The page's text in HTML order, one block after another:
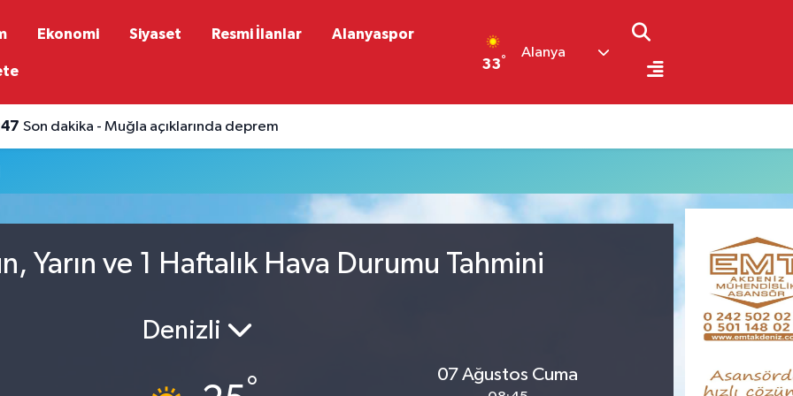
Ekonomi Siyaset Resmi İlanlar Alanyaspor
33°
Alanya
Son dakika - Muğla açıklarında deprem
Yarın ve 1 Haftalık Hava Durumu Tahmini
Denizli
°
07 Ağustos Cuma